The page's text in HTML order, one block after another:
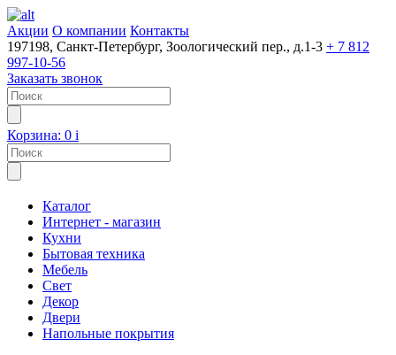
Акции О компании Контакты
197198, Санкт-Петербург, Зоологический пер., д.1-3 + 7 812
997-10-56
Заказать звонок
Корзина: 0 i
Каталог
Интернет - магазин
Кухни
Бытовая техника
Мебель
Свет
Декор
Двери
Напольные покрытия